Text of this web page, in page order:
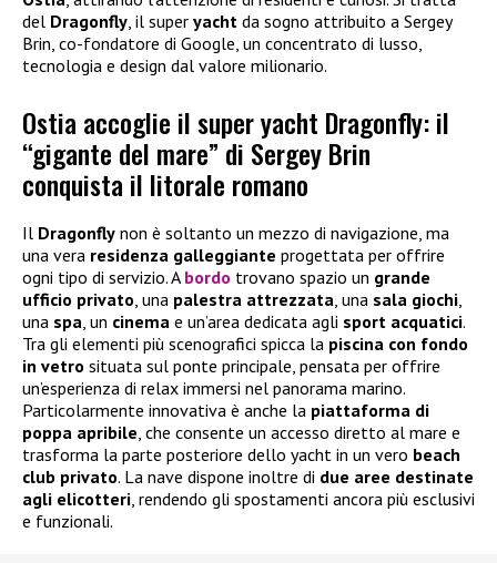
del Dragonfly, il super yacht da sogno attribuito a Sergey
Brin, co-fondatore di Google, un concentrato di lusso,
tecnologia e design dal valore milionario.
Ostia accoglie il super yacht Dragonfly: il
“gigante del mare” di Sergey Brin
conquista il litorale romano
Il Dragonfly non è soltanto un mezzo di navigazione, ma
una vera residenza galleggiante progettata per offrire
ogni tipo di servizio. A bordo trovano spazio un grande
ufficio privato , una palestra attrezzata , una sala giochi
una spa , un cinema e un’area dedicata agli sport acquatici.
Tra gli elementi più scenografici spicca la piscina con fondo
in vetro situata sul ponte principale, pensata per offrire
un’esperienza di relax immersi nel panorama marino.
Particolarmente innovativa è anche la piattaforma di
poppa apribile , che consente un accesso diretto al mare e
trasforma la parte posteriore dello yacht in un vero beach
club privato. La nave dispone inoltre di due aree destinate
agli elicotteri , rendendo gli spostamenti ancora più esclusivi
e funzionali.